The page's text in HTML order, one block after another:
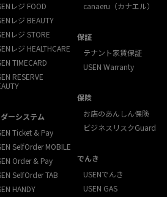
レジ FOOD
レジ BEAUTY
レジ STORE
レジ HEALTHCARE
TIMECARD
RESERVE
ーシステム
Ticket & Pay
SelfOrder MOBILE
Order & Pay
SelfOrder TAB
HANDY
canaeru（カナエル）
保証
テナント家賃保証
USEN Warranty
保険
お店のあんしん保険
ビジネスリスクGuard
でんき
USENでんき
USEN GAS